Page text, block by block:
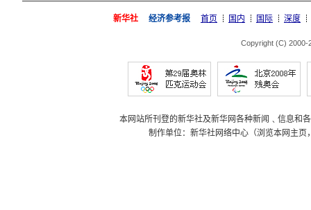
新华社 经济参考报 首页 国内 国际 深度
Copyright (C) 2000-
本网站所刊登的新华社及新华网各种新闻﹑信息和
制作单位：新华社网络中心（浏览本网主